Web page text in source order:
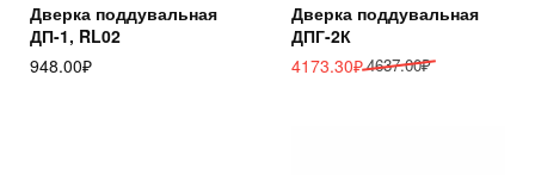
Дверка поддувальная
ДП-1, RL02
948.00₽
Дверка поддувальная
ДПГ-2К
4637.00₽
Первоначальная
4173.30₽
Текущая